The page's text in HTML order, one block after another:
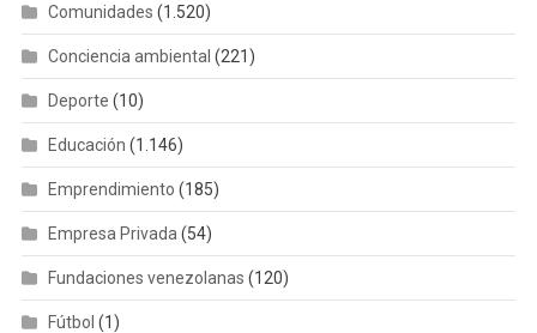
Comunidades (1.520)
Conciencia ambiental (221)
Deporte (10)
Educación (1.146)
Emprendimiento (185)
Empresa Privada (54)
Fundaciones venezolanas (120)
Fútbol (1)